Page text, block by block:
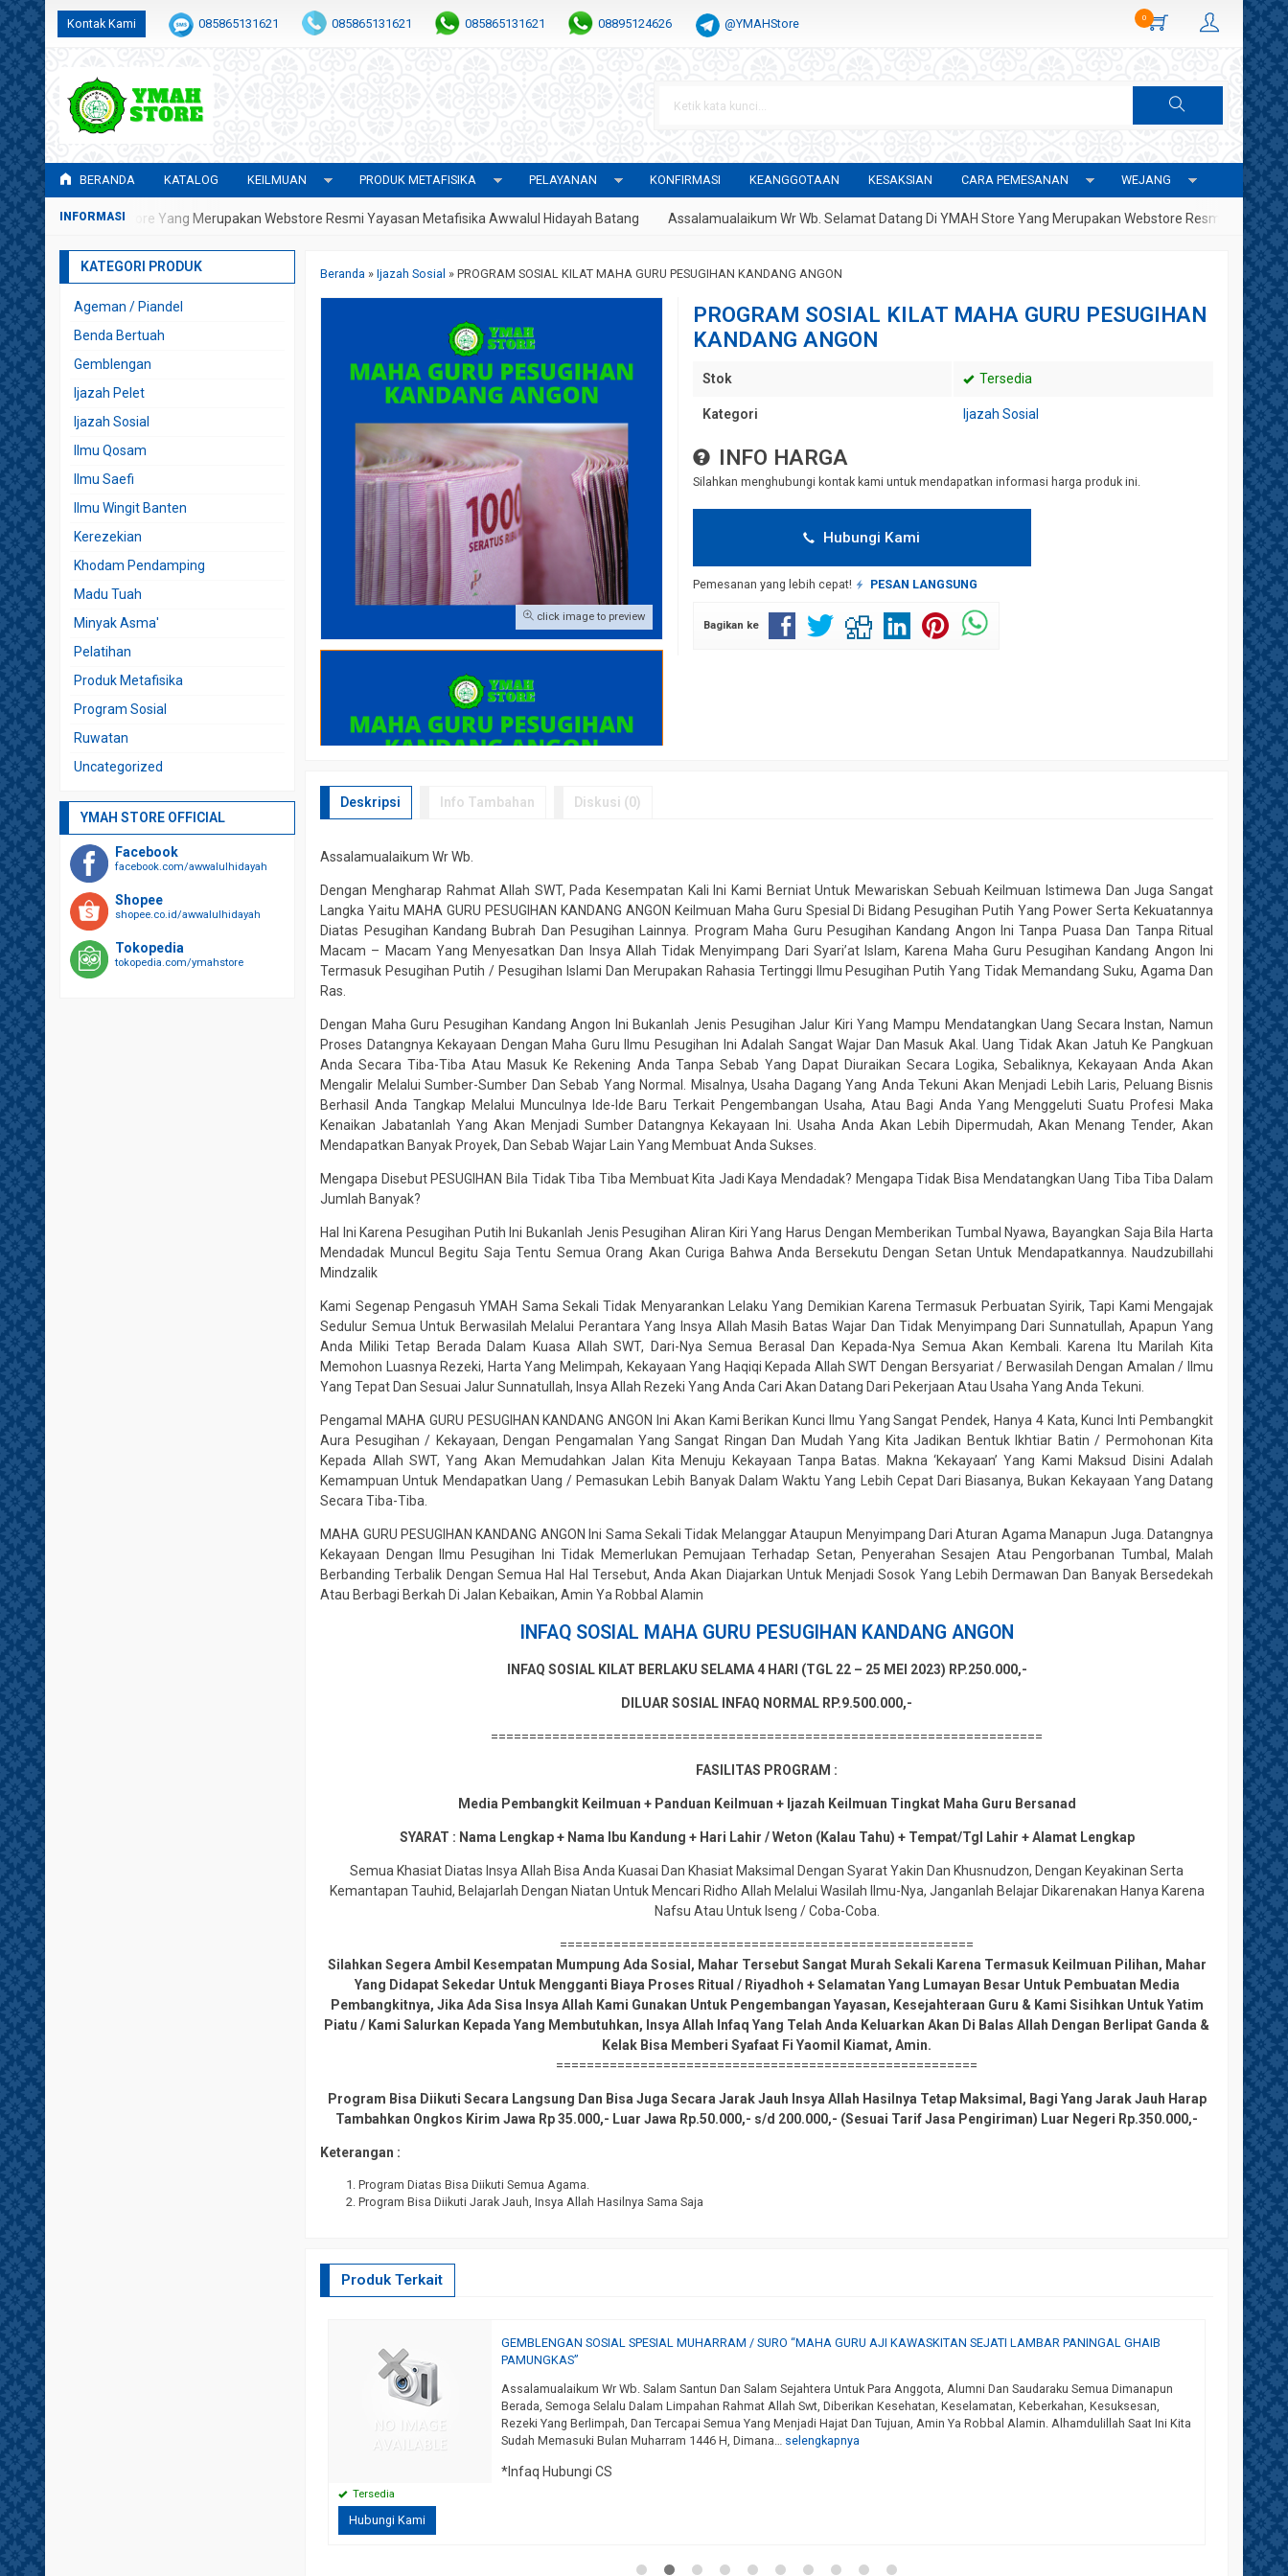
Kontak Kami 085865131621 085865131621 085865131621 08895124626 @YMAHStore 0
BERANDA KATALOG KEILMUAN PRODUK METAFISIKA PELAYANAN KONFIRMASI KEANGGOTAAN KESAKSIAN CARA PEMESANAN WEJANG
Di YMAH Store Yang Merupakan Webstore Resmi Yayasan Metafisika Awwalul Hidayah Batang Assalamualaikum Wr Wb. Selamat Datang Di YMAH Store Yang Merupakan Webstore Resmi Yayasan
Beranda »Ijazah Sosial »PROGRAM SOSIAL KILAT MAHA GURU PESUGIHAN KANDANG ANGON
click image to preview
PROGRAM SOSIAL KILAT MAHA GURU PESUGIHAN
KANDANG ANGON
Stok Tersedia
Kategori Ijazah Sosial
INFO HARGA
Silahkan menghubungi kontak kami untuk mendapatkan informasi harga produk ini.
Hubungi Kami
Pemesanan yang lebih cepat! PESAN LANGSUNG
Bagikan ke
Deskripsi Info Tambahan Diskusi (0)
Assalamualaikum Wr Wb.
Dengan Mengharap Rahmat Allah SWT, Pada Kesempatan Kali Ini Kami Berniat Untuk Mewariskan Sebuah Keilmuan Istimewa Dan Juga Sangat
Langka Yaitu MAHA GURU PESUGIHAN KANDANG ANGON Keilmuan Maha Guru Spesial Di Bidang Pesugihan Putih Yang Power Serta Kekuatannya
Diatas Pesugihan Kandang Bubrah Dan Pesugihan Lainnya. Program Maha Guru Pesugihan Kandang Angon Ini Tanpa Puasa Dan Tanpa Ritual
Macam – Macam Yang Menyesatkan Dan Insya Allah Tidak Menyimpang Dari Syari’at Islam, Karena Maha Guru Pesugihan Kandang Angon Ini
Termasuk Pesugihan Putih / Pesugihan Islami Dan Merupakan Rahasia Tertinggi Ilmu Pesugihan Putih Yang Tidak Memandang Suku, Agama Dan
Ras.
Dengan Maha Guru Pesugihan Kandang Angon Ini Bukanlah Jenis Pesugihan Jalur Kiri Yang Mampu Mendatangkan Uang Secara Instan, Namun
Proses Datangnya Kekayaan Dengan Maha Guru Ilmu Pesugihan Ini Adalah Sangat Wajar Dan Masuk Akal. Uang Tidak Akan Jatuh Ke Pangkuan
Anda Secara Tiba-Tiba Atau Masuk Ke Rekening Anda Tanpa Sebab Yang Dapat Diuraikan Secara Logika, Sebaliknya, Kekayaan Anda Akan
Mengalir Melalui Sumber-Sumber Dan Sebab Yang Normal. Misalnya, Usaha Dagang Yang Anda Tekuni Akan Menjadi Lebih Laris, Peluang Bisnis
Berhasil Anda Tangkap Melalui Munculnya Ide-Ide Baru Terkait Pengembangan Usaha, Atau Bagi Anda Yang Menggeluti Suatu Profesi Maka
Kenaikan Jabatanlah Yang Akan Menjadi Sumber Datangnya Kekayaan Ini. Usaha Anda Akan Lebih Dipermudah, Akan Menang Tender, Akan
Mendapatkan Banyak Proyek, Dan Sebab Wajar Lain Yang Membuat Anda Sukses.
Mengapa Disebut PESUGIHAN Bila Tidak Tiba Tiba Membuat Kita Jadi Kaya Mendadak? Mengapa Tidak Bisa Mendatangkan Uang Tiba Tiba Dalam
Jumlah Banyak?
Hal Ini Karena Pesugihan Putih Ini Bukanlah Jenis Pesugihan Aliran Kiri Yang Harus Dengan Memberikan Tumbal Nyawa, Bayangkan Saja Bila Harta
Mendadak Muncul Begitu Saja Tentu Semua Orang Akan Curiga Bahwa Anda Bersekutu Dengan Setan Untuk Mendapatkannya. Naudzubillahi
Mindzalik
Kami Segenap Pengasuh YMAH Sama Sekali Tidak Menyarankan Lelaku Yang Demikian Karena Termasuk Perbuatan Syirik, Tapi Kami Mengajak
Sedulur Semua Untuk Berwasilah Melalui Perantara Yang Insya Allah Masih Batas Wajar Dan Tidak Menyimpang Dari Sunnatullah, Apapun Yang
Anda Miliki Tetap Berada Dalam Kuasa Allah SWT, Dari-Nya Semua Berasal Dan Kepada-Nya Semua Akan Kembali. Karena Itu Marilah Kita
Memohon Luasnya Rezeki, Harta Yang Melimpah, Kekayaan Yang Haqiqi Kepada Allah SWT Dengan Bersyariat / Berwasilah Dengan Amalan / Ilmu
Yang Tepat Dan Sesuai Jalur Sunnatullah, Insya Allah Rezeki Yang Anda Cari Akan Datang Dari Pekerjaan Atau Usaha Yang Anda Tekuni.
Pengamal MAHA GURU PESUGIHAN KANDANG ANGON Ini Akan Kami Berikan Kunci Ilmu Yang Sangat Pendek, Hanya 4 Kata, Kunci Inti Pembangkit
Aura Pesugihan / Kekayaan, Dengan Pengamalan Yang Sangat Ringan Dan Mudah Yang Kita Jadikan Bentuk Ikhtiar Batin / Permohonan Kita
Kepada Allah SWT, Yang Akan Memudahkan Jalan Kita Menuju Kekayaan Tanpa Batas. Makna ‘Kekayaan’ Yang Kami Maksud Disini Adalah
Kemampuan Untuk Mendapatkan Uang / Pemasukan Lebih Banyak Dalam Waktu Yang Lebih Cepat Dari Biasanya, Bukan Kekayaan Yang Datang
Secara Tiba-Tiba.
MAHA GURU PESUGIHAN KANDANG ANGON Ini Sama Sekali Tidak Melanggar Ataupun Menyimpang Dari Aturan Agama Manapun Juga. Datangnya
Kekayaan Dengan Ilmu Pesugihan Ini Tidak Memerlukan Pemujaan Terhadap Setan, Penyerahan Sesajen Atau Pengorbanan Tumbal, Malah
Berbanding Terbalik Dengan Semua Hal Hal Tersebut, Anda Akan Diajarkan Untuk Menjadi Sosok Yang Lebih Dermawan Dan Banyak Bersedekah
Atau Berbagi Berkah Di Jalan Kebaikan, Amin Ya Robbal Alamin
INFAQ SOSIAL MAHA GURU PESUGIHAN KANDANG ANGON
INFAQ SOSIAL KILAT BERLAKU SELAMA 4 HARI (TGL 22 – 25 MEI 2023) RP.250.000,-
DILUAR SOSIAL INFAQ NORMAL RP.9.500.000,-
========================================================================
FASILITAS PROGRAM :
Media Pembangkit Keilmuan + Panduan Keilmuan + Ijazah Keilmuan Tingkat Maha Guru Bersanad
SYARAT : Nama Lengkap + Nama Ibu Kandung + Hari Lahir / Weton (Kalau Tahu) + Tempat/Tgl Lahir + Alamat Lengkap
Semua Khasiat Diatas Insya Allah Bisa Anda Kuasai Dan Khasiat Maksimal Dengan Syarat Yakin Dan Khusnudzon, Dengan Keyakinan Serta
Kemantapan Tauhid, Belajarlah Dengan Niatan Untuk Mencari Ridho Allah Melalui Wasilah Ilmu-Nya, Janganlah Belajar Dikarenakan Hanya Karena
Nafsu Atau Untuk Iseng / Coba-Coba.
======================================================
Silahkan Segera Ambil Kesempatan Mumpung Ada Sosial, Mahar Tersebut Sangat Murah Sekali Karena Termasuk Keilmuan Pilihan, Mahar
Yang Didapat Sekedar Untuk Mengganti Biaya Proses Ritual / Riyadhoh + Selamatan Yang Lumayan Besar Untuk Pembuatan Media
Pembangkitnya, Jika Ada Sisa Insya Allah Kami Gunakan Untuk Pengembangan Yayasan, Kesejahteraan Guru & Kami Sisihkan Untuk Yatim
Piatu / Kami Salurkan Kepada Yang Membutuhkan, Insya Allah Infaq Yang Telah Anda Keluarkan Akan Di Balas Allah Dengan Berlipat Ganda &
Kelak Bisa Memberi Syafaat Fi Yaomil Kiamat, Amin.
=======================================================
Program Bisa Diikuti Secara Langsung Dan Bisa Juga Secara Jarak Jauh Insya Allah Hasilnya Tetap Maksimal, Bagi Yang Jarak Jauh Harap
Tambahkan Ongkos Kirim Jawa Rp 35.000,- Luar Jawa Rp.50.000,- s/d 200.000,- (Sesuai Tarif Jasa Pengiriman) Luar Negeri Rp.350.000,-
Keterangan :
Program Diatas Bisa Diikuti Semua Agama.
Program Bisa Diikuti Jarak Jauh, Insya Allah Hasilnya Sama Saja
Produk Terkait
GEMBLENGAN SOSIAL SPESIAL MUHARRAM / SURO “MAHA GURU AJI KAWASKITAN SEJATI LAMBAR PANINGAL GHAIB
PAMUNGKAS”
Assalamualaikum Wr Wb. Salam Santun Dan Salam Sejahtera Untuk Para Anggota, Alumni Dan Saudaraku Semua Dimanapun
Berada, Semoga Selalu Dalam Limpahan Rahmat Allah Swt, Diberikan Kesehatan, Keselamatan, Keberkahan, Kesuksesan,
Rezeki Yang Berlimpah, Dan Tercapai Semua Yang Menjadi Hajat Dan Tujuan, Amin Ya Robbal Alamin. Alhamdulillah Saat Ini Kita
Sudah Memasuki Bulan Muharram 1446 H, Dimana… selengkapnya
*Infaq Hubungi CS
Tersedia
Hubungi Kami
KATEGORI PRODUK
Ageman / Piandel
Benda Bertuah
Gemblengan
Ijazah Pelet
Ijazah Sosial
Ilmu Qosam
Ilmu Saefi
Ilmu Wingit Banten
Kerezekian
Khodam Pendamping
Madu Tuah
Minyak Asma'
Pelatihan
Produk Metafisika
Program Sosial
Ruwatan
Uncategorized
YMAH STORE OFFICIAL
Facebook
facebook.com/awwalulhidayah
Shopee
shopee.co.id/awwalulhidayah
Tokopedia
tokopedia.com/ymahstore